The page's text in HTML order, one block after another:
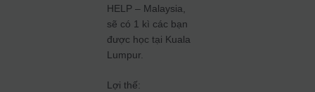
HELP – Malaysia,
sẽ có 1 kì các bạn
được học tại Kuala
Lumpur.
Lợi thế: